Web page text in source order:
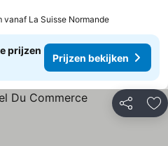
vanaf La Suisse Normande
prijzen
Prijzen bekijken
Delen